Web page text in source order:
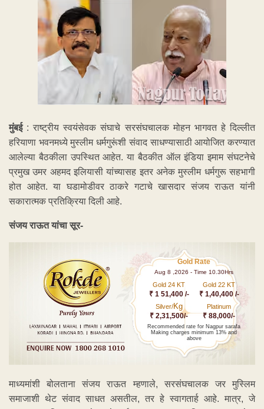
मुंबई: राष्ट्रीय स्वयंसेवक संघाचे सरसंघचालक मोहन भागवत हे दिल्लीत
हरियाणा भवनमध्ये मुस्लीम धर्मगुरूंशी संवाद साधण्यासाठी आयोजित करण्यात
आलेल्या बैठकीला उपस्थित आहेत. या बैठकीत ऑल इंडिया इमाम संघटनेचे
प्रमुख उमर अहमद इलियासी यांच्यासह इतर अनेक मुस्लीम धर्मगुरू सहभागी
होत आहेत. या घडामोडीवर ठाकरे गटाचे खासदार संजय राऊत यांनी
सकारात्मक प्रतिक्रिया दिली आहे.
संजय राऊत यांचा सूर-
Gold Rate
Aug 8 ,2026 - Time 10.30Hrs
Gold 24 KT
₹ 1 51,400 /-
Gold 22 KT
₹ 1,40,400 /-
Silver/Kg
₹ 2,31,500/-
Platinum
₹ 88,000/-
Recommended rate for Nagpur sarafa
Making charges minimum 13% and
above
माध्यमांशी बोलताना संजय राऊत म्हणाले, सरसंघचालक जर मुस्लिम
समाजाशी थेट संवाद साधत असतील, तर हे स्वागतार्ह आहे. मात्र, जे